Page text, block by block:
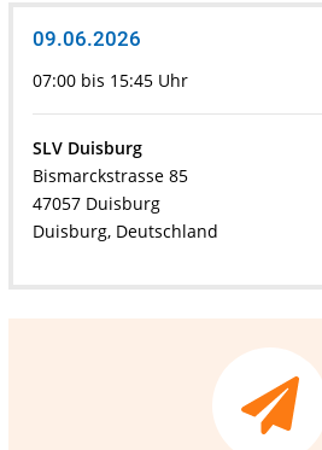
09.06.2026
07:00 bis 15:45 Uhr
SLV Duisburg
Bismarckstrasse 85
47057 Duisburg
Duisburg, Deutschland